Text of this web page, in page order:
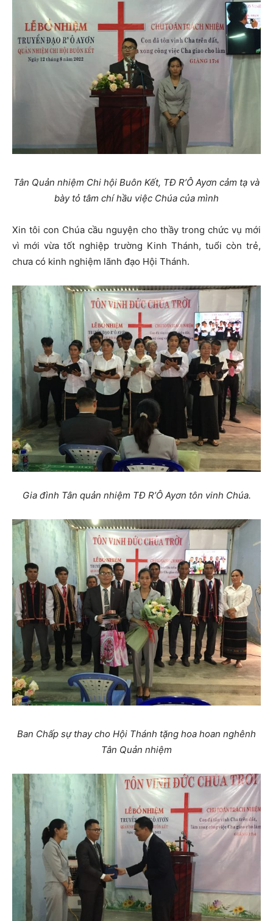
Tân Quản nhiệm Chi hội Buôn Kết, TĐ R’Ô Ayơn cảm tạ và
bày tỏ tâm chí hầu việc Chúa của mình
Xin tôi con Chúa cầu nguyện cho thầy trong chức vụ mới
vì mới vừa tốt nghiệp trường Kinh Thánh, tuổi còn trẻ,
chưa có kinh nghiệm lãnh đạo Hội Thánh.
Gia đình Tân quản nhiệm TĐ R’Ô Ayơn tôn vinh Chúa.
Ban Chấp sự thay cho Hội Thánh tặng hoa hoan nghênh
Tân Quản nhiệm